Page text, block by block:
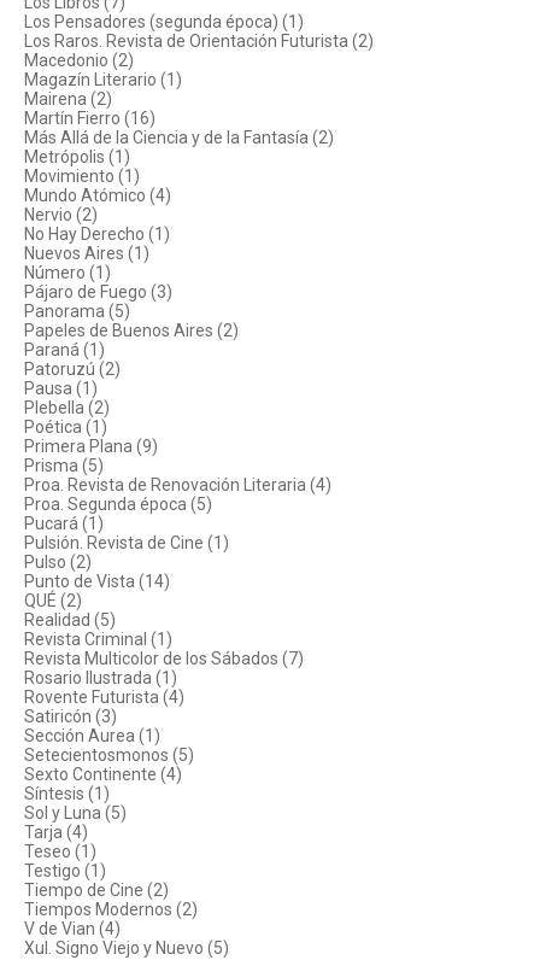
Los Pensadores (segunda época) (1)
Los Raros. Revista de Orientación Futurista (2)
Macedonio (2)
Magazín Literario (1)
Mairena (2)
Martín Fierro (16)
Más Allá de la Ciencia y de la Fantasía (2)
Metrópolis (1)
Movimiento (1)
Mundo Atómico (4)
Nervio (2)
No Hay Derecho (1)
Nuevos Aires (1)
Número (1)
Pájaro de Fuego (3)
Panorama (5)
Papeles de Buenos Aires (2)
Paraná (1)
Patoruzú (2)
Pausa (1)
Plebella (2)
Poética (1)
Primera Plana (9)
Prisma (5)
Proa. Revista de Renovación Literaria (4)
Proa. Segunda época (5)
Pucará (1)
Pulsión. Revista de Cine (1)
Pulso (2)
Punto de Vista (14)
QUÉ (2)
Realidad (5)
Revista Criminal (1)
Revista Multicolor de los Sábados (7)
Rosario Ilustrada (1)
Rovente Futurista (4)
Satiricón (3)
Sección Aurea (1)
Setecientosmonos (5)
Sexto Continente (4)
Síntesis (1)
Sol y Luna (5)
Tarja (4)
Teseo (1)
Testigo (1)
Tiempo de Cine (2)
Tiempos Modernos (2)
V de Vian (4)
Xul. Signo Viejo y Nuevo (5)